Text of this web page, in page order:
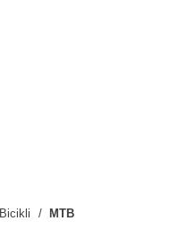
Bicikli MTB